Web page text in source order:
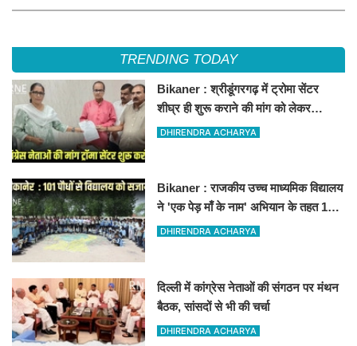
TRENDING TODAY
Bikaner : श्रीडूंगरगढ़ में ट्रोमा सेंटर
शीघ्र ही शुरू कराने की मांग को लेकर
कांग्रेस नेता सलीम भाटी-नेता नित्यानंद पारीक
DHIRENDRA ACHARYA
Bikaner : राजकीय उच्च माध्यमिक विद्यालय
ने 'एक पेड़ माँ के नाम' अभियान के तहत 101
पौधों का रोपण किया
DHIRENDRA ACHARYA
दिल्ली में कांग्रेस नेताओं की संगठन पर मंथन
बैठक, सांसदों से भी की चर्चा
DHIRENDRA ACHARYA